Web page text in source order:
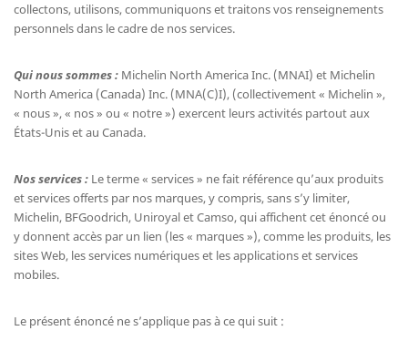
collectons, utilisons, communiquons et traitons vos renseignements
personnels dans le cadre de nos services.
Qui nous sommes : Michelin North America Inc. (MNAI) et Michelin
North America (Canada) Inc. (MNA(C)I), (collectivement « Michelin »,
« nous », « nos » ou « notre ») exercent leurs activités partout aux
États-Unis et au Canada.
Nos services : Le terme « services » ne fait référence qu’aux produits
et services offerts par nos marques, y compris, sans s’y limiter,
Michelin, BFGoodrich, Uniroyal et Camso, qui affichent cet énoncé ou
y donnent accès par un lien (les « marques »), comme les produits, les
sites Web, les services numériques et les applications et services
mobiles.
Le présent énoncé ne s’applique pas à ce qui suit :